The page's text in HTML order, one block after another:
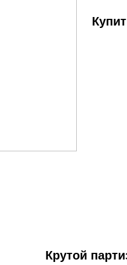
Крутой